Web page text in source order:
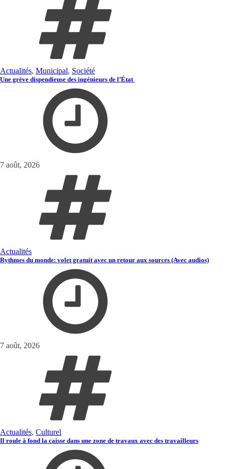
Actualités, Municipal, Société
Une grève dispendieuse des ingénieurs de l’État
7 août, 2026
Actualités
Rythmes du monde: volet gratuit avec un retour aux sources (Avec audios)
7 août, 2026
Actualités, Culturel
Il roule à fond la caisse dans une zone de travaux avec des travailleurs